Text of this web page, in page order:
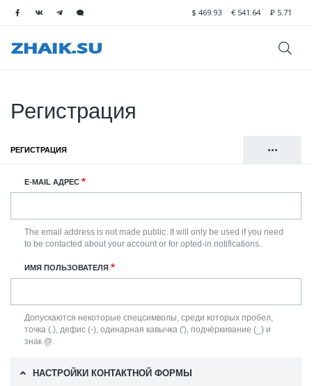
$ 469.93 € 541.64 ₽ 5.71
Регистрация
•••
вкладки
ВОЙТИ
РЕГИСТРАЦИЯ
E-MAIL АДРЕС
The email address is not made public. It will only be used if you need
to be contacted about your account or for opted-in notifications.
ИМЯ ПОЛЬЗОВАТЕЛЯ
Допускаются некоторые спецсимволы, среди которых пробел,
точка (.), дефис (-), одинарная кавычка ('), подчёркивание (_) и
знак @.
НАСТРОЙКИ КОНТАКТНОЙ ФОРМЫ